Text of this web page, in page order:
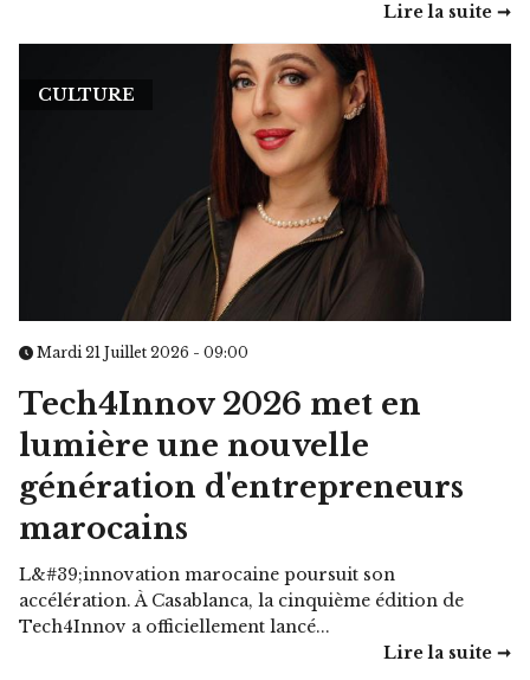
Lire la suite ➞
CULTURE
Mardi 21 Juillet 2026 - 09:00
Tech4Innov 2026 met en
lumière une nouvelle
génération d'entrepreneurs
marocains
L&#39;innovation marocaine poursuit son
accélération. À Casablanca, la cinquième édition de
Tech4Innov a officiellement lancé...
Lire la suite ➞